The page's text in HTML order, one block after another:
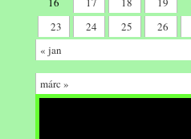
23
24 25 26
« jan
márc »